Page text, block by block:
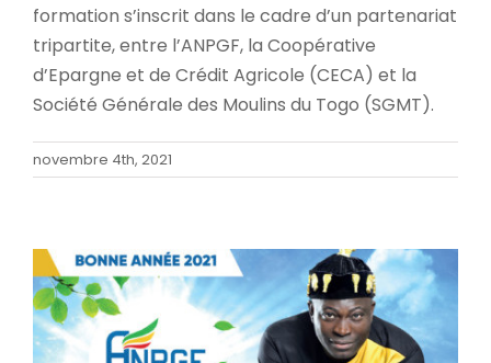
formation s’inscrit dans le cadre d’un partenariat
tripartite, entre l’ANPGF, la Coopérative
d’Epargne et de Crédit Agricole (CECA) et la
Société Générale des Moulins du Togo (SGMT).
novembre 4th, 2021
KING MENSAH, AMBASSADEUR DE
L’ANPGF
Accueil